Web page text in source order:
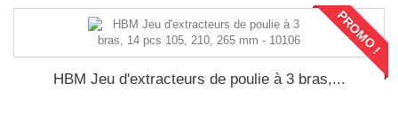
PROMO !
HBM Jeu d'extracteurs de poulie à 3 bras,...